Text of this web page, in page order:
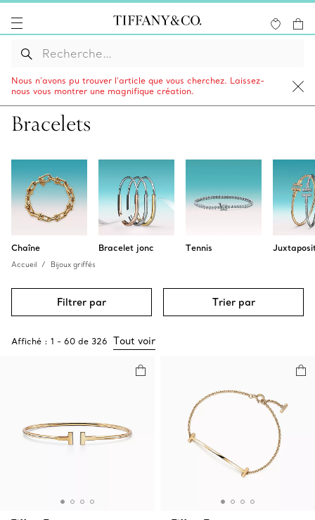
Nous n’avons pu trouver l’article que vous cherchez. Laissez-
nous vous montrer une magnifique création.
Bracelets
Chaîne Bracelet jonc Tennis
Accueil Bijoux griffés
Filtrer par Trier par
Affiché : 1 - 60 de 326 Tout voir